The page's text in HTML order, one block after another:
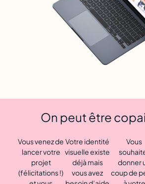
On peut être
Vous venez de
lancer votre
projet
(félicitations !)
Votre identité
visuelle existe
déjà mais
vous avez
Vous
donner
coup de